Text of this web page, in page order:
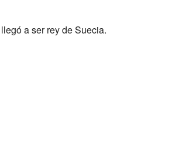
a ser rey de Suecia.